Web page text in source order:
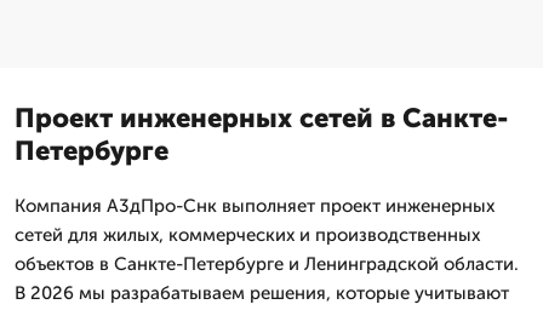
Проект инженерных сетей в Санкте-
Петербурге
Компания А3дПро-Снк выполняет проект инженерных
сетей для жилых, коммерческих и производственных
объектов в Санкте-Петербурге и Ленинградской области.
В 2026 мы разрабатываем решения, которые учитывают